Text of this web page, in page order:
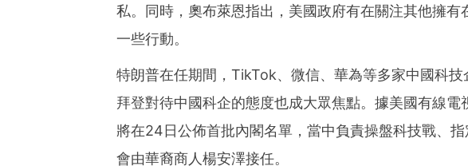
私。同時，奧布萊恩指出，美國政府有在關注其他擁有
一些行動。
特朗普在任期間，TikTok、微信、華為等多家中國科
拜登對待中國科企的態度也成大眾焦點。據美國有線
將在24日公佈首批內閣名單，當中負責操盤科技戰、
會由華裔商人楊安澤接任。